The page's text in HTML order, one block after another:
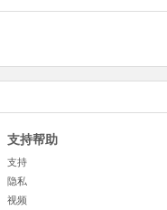
支持帮助
支持
隐私
视频